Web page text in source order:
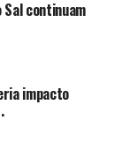
continuam
impacto